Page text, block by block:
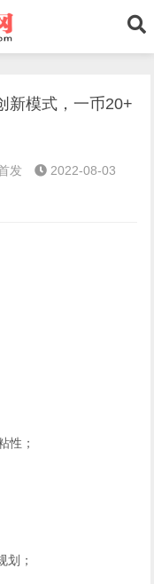
新模式，一币20+
发
2022-08-03
性；
划；